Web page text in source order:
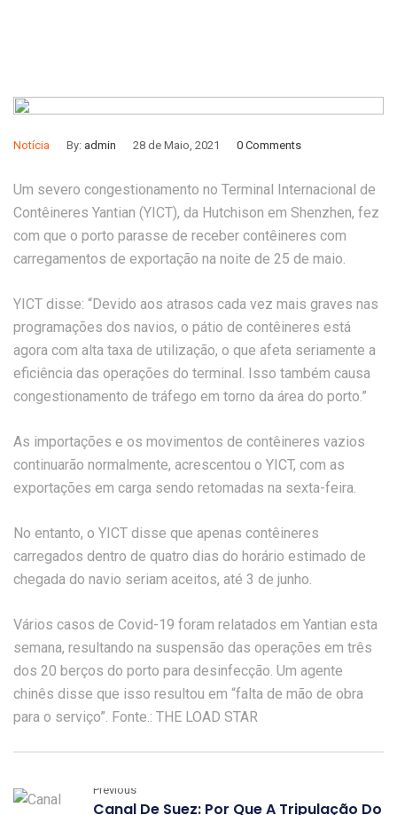
Notícia By: admin 28 de Maio, 2021 0 Comments
Um severo congestionamento no Terminal Internacional de
Contêineres Yantian (YICT), da Hutchison em Shenzhen, fez
com que o porto parasse de receber contêineres com
carregamentos de exportação na noite de 25 de maio.
YICT disse: “Devido aos atrasos cada vez mais graves nas
programações dos navios, o pátio de contêineres está
agora com alta taxa de utilização, o que afeta seriamente a
eficiência das operações do terminal. Isso também causa
congestionamento de tráfego em torno da área do porto.”
As importações e os movimentos de contêineres vazios
continuarão normalmente, acrescentou o YICT, com as
exportações em carga sendo retomadas na sexta-feira.
No entanto, o YICT disse que apenas contêineres
carregados dentro de quatro dias do horário estimado de
chegada do navio seriam aceitos, até 3 de junho.
Vários casos de Covid-19 foram relatados em Yantian esta
semana, resultando na suspensão das operações em três
dos 20 berços do porto para desinfecção. Um agente
chinês disse que isso resultou em “falta de mão de obra
para o serviço”. Fonte.: THE LOAD STAR
Previous
Canal De Suez: Por Que A Tripulação Do